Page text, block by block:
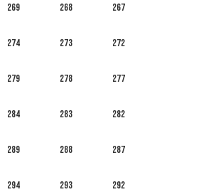
267
268
269
272
273
274
277
278
279
282
283
284
287
288
289
292
293
294